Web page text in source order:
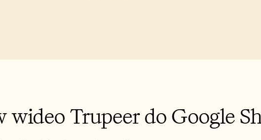
wideo Trupeer do Google